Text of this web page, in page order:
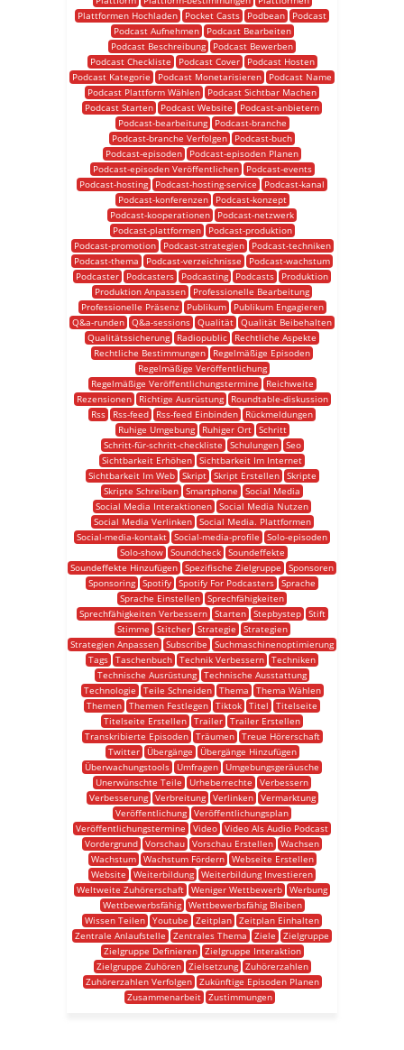
Plattformen Hochladen
Pocket Casts Podbean
Podcast
Podcast Aufnehmen
Podcast Bearbeiten
Podcast Beschreibung
Podcast Bewerben
Podcast Checkliste
Podcast Cover
Podcast Hosten
Podcast Kategorie
Podcast Monetarisieren
Podcast Name
Podcast Plattform Wählen
Podcast Sichtbar Machen
Podcast Starten
Podcast Website
Podcast-anbietern
Podcast-bearbeitung
Podcast-branche
Podcast-branche Verfolgen
Podcast-buch
Podcast-episoden
Podcast-episoden Planen
Podcast-episoden Veröffentlichen
Podcast-events
Podcast-hosting
Podcast-hosting-service
Podcast-kanal
Podcast-konferenzen
Podcast-konzept
Podcast-kooperationen
Podcast-netzwerk
Podcast-plattformen
Podcast-produktion
Podcast-promotion
Podcast-strategien
Podcast-techniken
Podcast-thema
Podcast-verzeichnisse
Podcast-wachstum
Podcaster
Podcasters Podcasting Podcasts
Produktion
Produktion Anpassen
Professionelle Bearbeitung
Professionelle Präsenz
Publikum
Publikum Engagieren
Q&a-runden Q&a-sessions Qualität Qualität Beibehalten
Qualitätssicherung
Radiopublic
Rechtliche Aspekte
Rechtliche Bestimmungen
Regelmäßige Episoden
Regelmäßige Veröffentlichung
Regelmäßige Veröffentlichungstermine
Reichweite
Rezensionen
Richtige Ausrüstung
Roundtable-diskussion
Rss
Rss-feed Rss-feed Einbinden
Rückmeldungen
Ruhige Umgebung
Ruhiger Ort
Schritt
Schritt-für-schritt-checkliste
Schulungen
Seo
Sichtbarkeit Erhöhen Sichtbarkeit Im Internet
Sichtbarkeit Im Web
Skript Skript Erstellen
Skripte
Skripte Schreiben Smartphone
Social Media
Social Media Interaktionen Social Media Nutzen
Social Media Verlinken
Social Media. Plattformen
Social-media-kontakt Social-media-profile
Solo-episoden
Solo-show
Soundcheck
Soundeffekte
Soundeffekte Hinzufügen Spezifische Zielgruppe
Sponsoren
Sponsoring Spotify Spotify For Podcasters Sprache
Sprache Einstellen Sprechfähigkeiten
Sprechfähigkeiten Verbessern
Starten Stepbystep
Stift
Stimme
Stitcher Strategie
Strategien
Strategien Anpassen Subscribe
Suchmaschinenoptimierung
Tags Taschenbuch Technik Verbessern Techniken
Technische Ausrüstung Technische Ausstattung
Technologie
Teile Schneiden Thema
Thema Wählen
Themen Themen Festlegen Tiktok Titel
Titelseite
Titelseite Erstellen Trailer Trailer Erstellen
Transkribierte Episoden
Träumen
Treue Hörerschaft
Twitter
Übergänge
Übergänge Hinzufügen
Überwachungstools
Umfragen
Umgebungsgeräusche
Unerwünschte Teile
Urheberrechte
Verbessern
Verbesserung
Verbreitung Verlinken
Vermarktung
Veröffentlichung Veröffentlichungsplan
Veröffentlichungstermine
Video Video Als Audio Podcast
Vordergrund Vorschau Vorschau Erstellen Wachsen
Wachstum
Wachstum Fördern
Webseite Erstellen
Website
Weiterbildung Weiterbildung Investieren
Weltweite Zuhörerschaft Weniger Wettbewerb Werbung
Wettbewerbsfähig
Wettbewerbsfähig Bleiben
Wissen Teilen Youtube Zeitplan Zeitplan Einhalten
Zentrale Anlaufstelle
Zentrales Thema Ziele
Zielgruppe
Zielgruppe Definieren
Zielgruppe Interaktion
Zielgruppe Zuhören
Zielsetzung
Zuhörerzahlen
Zuhörerzahlen Verfolgen
Zukünftige Episoden Planen
Zusammenarbeit Zustimmungen